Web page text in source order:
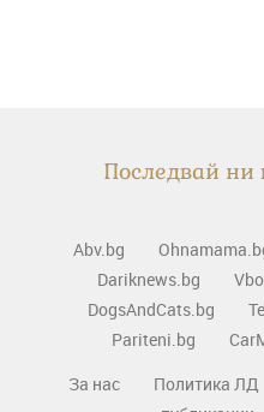
Последвай ни
Abv.bg
Dariknews.bg
DogsAndCats.bg
Pariteni.bg
За нас
Политика ЛД